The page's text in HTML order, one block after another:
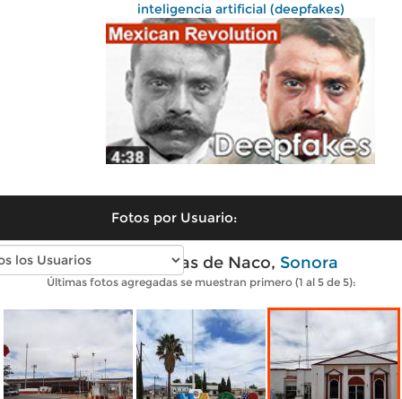
inteligencia artificial (deepfakes)
Fotos por Usuario:
Fotos modernas de Naco, Sonora
Últimas fotos agregadas se muestran primero (1 al 5 de 5):